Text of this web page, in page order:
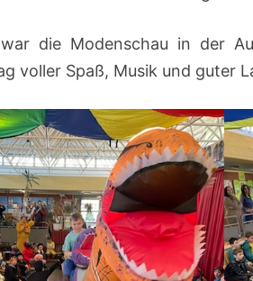
die Modenschau in der
voller Spaß, Musik und guter